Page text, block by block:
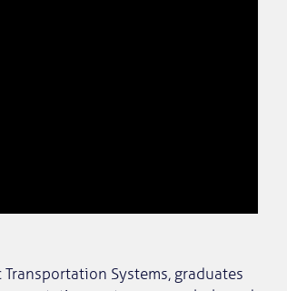
Systems, graduates